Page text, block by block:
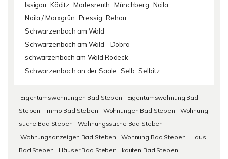
Issigau Köditz Marlesreuth Münchberg Naila
Naila / Marxgrün Pressig Rehau
Schwarzenbach am Wald
Schwarzenbach am Wald - Döbra
schwarzenbach am Wald Rodeck
Schwarzenbach an der Saale Selb Selbitz
Eigentumswohnungen Bad Steben
Eigentumswohnung Bad
Steben
Immo Bad Steben Wohnungen Bad Steben
Wohnung
suche Bad Steben
Wohnungssuche Bad Steben
Wohnungsanzeigen Bad Steben
Wohnung Bad Steben
Haus
Bad Steben
Häuser Bad Steben
kaufen Bad Steben